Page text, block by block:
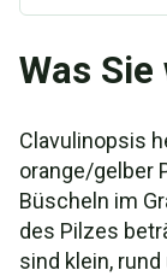
Was
Clavulinopsis
orange/gelber
Büscheln im
des Pilzes
sind klein,